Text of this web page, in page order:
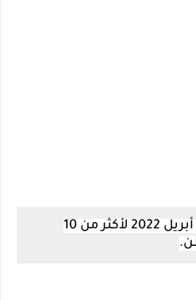
موعد صرف معاشات أبريل 2022 لأكثر من 10